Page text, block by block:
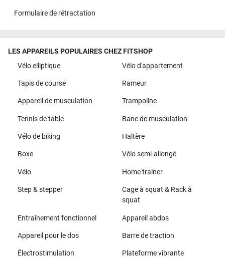
Formulaire de rétractation
LES APPAREILS POPULAIRES CHEZ FITSHOP
Vélo elliptique
Vélo d'appartement
Tapis de course Rameur
Appareil de musculation Trampoline
Tennis de table Banc de musculation
Vélo de biking Haltère
Boxe Vélo semi-allongé
Vélo Home trainer
Step & stepper
Cage à squat & Rack à
squat
Entraînement fonctionnel Appareil abdos
Appareil pour le dos Barre de traction
Électrostimulation Plateforme vibrante